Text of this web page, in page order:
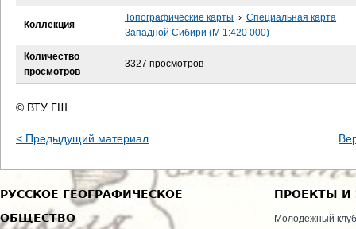
ь
Коллекция
Топографические карты › Специальная карта
Западной Сибири (М 1:420 000)
Количество
просмотров
3327 просмотров
© ВТУ ГШ
< Предыдущий материал
РУССКОЕ ГЕОГРАФИЧЕСКОЕ
ОБЩЕСТВО
ПРОЕКТЫ И
Молодежный клуб